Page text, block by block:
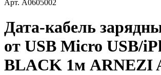
Арт. A0605002
Дата-кабель
от USB Micro USB/
BLACK 1м ARNEZI